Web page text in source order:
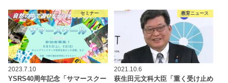
セミナー
2023.7.10
YSRS40周年記念「サマースクー
教育ニュース
2021.10.6
萩生田元文科大臣「重く受け止め